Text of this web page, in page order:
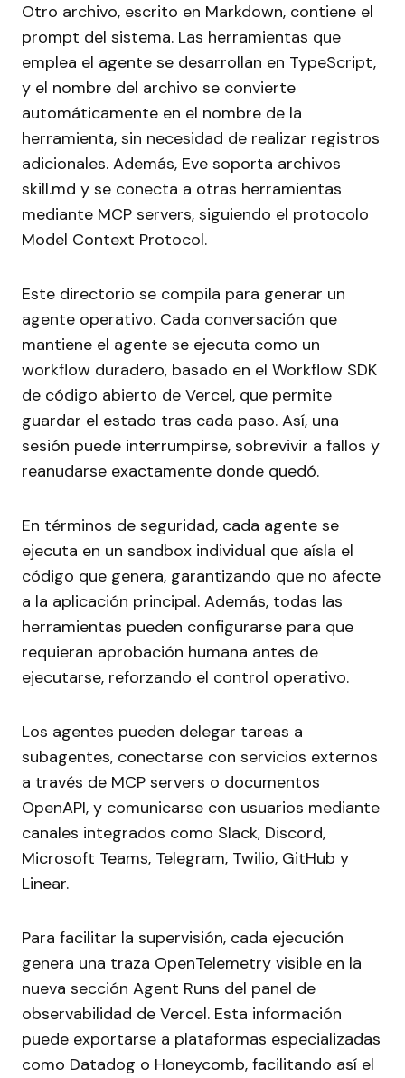
Otro archivo, escrito en Markdown, contiene el
prompt del sistema. Las herramientas que
emplea el agente se desarrollan en TypeScript,
y el nombre del archivo se convierte
automáticamente en el nombre de la
herramienta, sin necesidad de realizar registros
adicionales. Además, Eve soporta archivos
skill.md y se conecta a otras herramientas
mediante MCP servers, siguiendo el protocolo
Model Context Protocol.
Este directorio se compila para generar un
agente operativo. Cada conversación que
mantiene el agente se ejecuta como un
workflow duradero, basado en el Workflow SDK
de código abierto de Vercel, que permite
guardar el estado tras cada paso. Así, una
sesión puede interrumpirse, sobrevivir a fallos y
reanudarse exactamente donde quedó.
En términos de seguridad, cada agente se
ejecuta en un sandbox individual que aísla el
código que genera, garantizando que no afecte
a la aplicación principal. Además, todas las
herramientas pueden configurarse para que
requieran aprobación humana antes de
ejecutarse, reforzando el control operativo.
Los agentes pueden delegar tareas a
subagentes, conectarse con servicios externos
a través de MCP servers o documentos
OpenAPI, y comunicarse con usuarios mediante
canales integrados como Slack, Discord,
Microsoft Teams, Telegram, Twilio, GitHub y
Linear.
Para facilitar la supervisión, cada ejecución
genera una traza OpenTelemetry visible en la
nueva sección Agent Runs del panel de
observabilidad de Vercel. Esta información
puede exportarse a plataformas especializadas
como Datadog o Honeycomb, facilitando así el